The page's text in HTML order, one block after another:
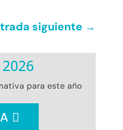
siguiente →
para este año